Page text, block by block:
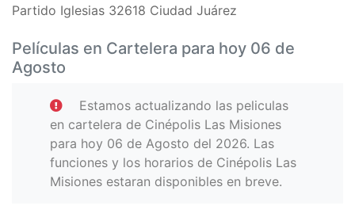
Partido Iglesias 32618 Ciudad Juárez
Películas en Cartelera para hoy 06 de
Agosto
Estamos actualizando las peliculas
en cartelera de Cinépolis Las Misiones
para hoy 06 de Agosto del 2026. Las
funciones y los horarios de Cinépolis Las
Misiones estaran disponibles en breve.